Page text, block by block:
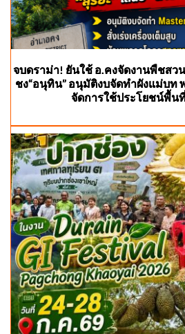
จบดราม่า! ยันใช้ อ.คงจัดงานพืชสว
ชง“อนุทิน” อนุมัติงบจัดทำผังแม่บท
จัดการใช้ประโยชน์พื้น